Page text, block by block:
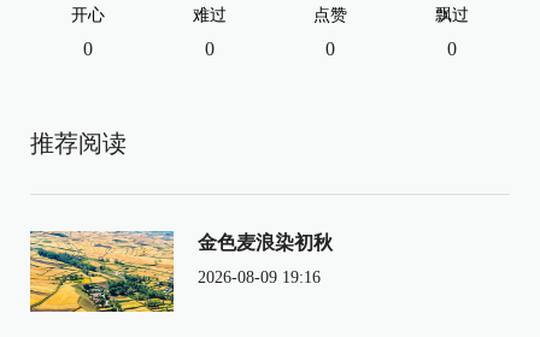
开心
0
难过
0
点赞
0
飘过
0
推荐阅读
金色麦浪染初秋
2026-08-09 19:16